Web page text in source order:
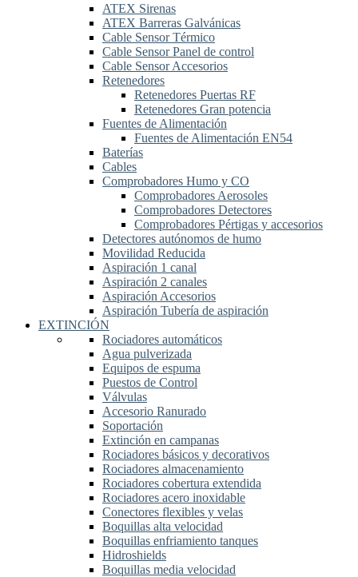
ATEX Sirenas
ATEX Barreras Galvánicas
Cable Sensor Térmico
Cable Sensor Panel de control
Cable Sensor Accesorios
Retenedores
Retenedores Puertas RF
Retenedores Gran potencia
Fuentes de Alimentación
Fuentes de Alimentación EN54
Baterías
Cables
Comprobadores Humo y CO
Comprobadores Aerosoles
Comprobadores Detectores
Comprobadores Pértigas y accesorios
Detectores autónomos de humo
Movilidad Reducida
Aspiración 1 canal
Aspiración 2 canales
Aspiración Accesorios
Aspiración Tubería de aspiración
EXTINCIÓN
Rociadores automáticos
Agua pulverizada
Equipos de espuma
Puestos de Control
Válvulas
Accesorio Ranurado
Soportación
Extinción en campanas
Rociadores básicos y decorativos
Rociadores almacenamiento
Rociadores cobertura extendida
Rociadores acero inoxidable
Conectores flexibles y velas
Boquillas alta velocidad
Boquillas enfriamiento tanques
Hidroshields
Boquillas media velocidad